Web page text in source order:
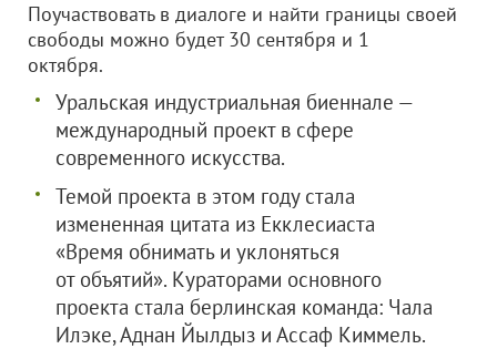
Поучаствовать в диалоге и найти границы своей
свободы можно будет 30 сентября и 1
октября.
Уральская индустриальная биеннале —
международный проект в сфере
современного искусства.
Темой проекта в этом году стала
измененная цитата из Екклесиаста
«Время обнимать и уклоняться
от объятий». Кураторами основного
проекта стала берлинская команда: Чала
Илэке, Аднан Йылдыз и Ассаф Киммель.